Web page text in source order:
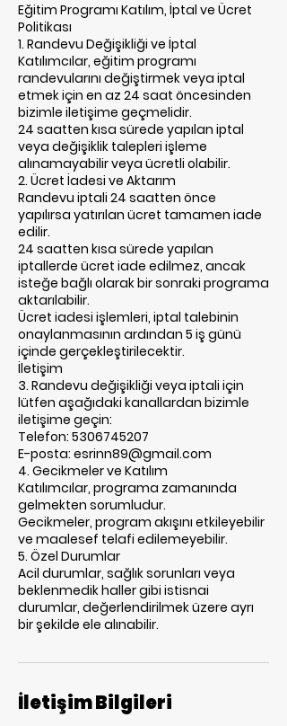
Eğitim Programı Katılım, İptal ve Ücret
Politikası
1. Randevu Değişikliği ve İptal
Katılımcılar, eğitim programı
randevularını değiştirmek veya iptal
etmek için en az 24 saat öncesinden
bizimle iletişime geçmelidir.
24 saatten kısa sürede yapılan iptal
veya değişiklik talepleri işleme
alınamayabilir veya ücretli olabilir.
2. Ücret İadesi ve Aktarım
Randevu iptali 24 saatten önce
yapılırsa yatırılan ücret tamamen iade
edilir.
24 saatten kısa sürede yapılan
iptallerde ücret iade edilmez, ancak
isteğe bağlı olarak bir sonraki programa
aktarılabilir.
Ücret iadesi işlemleri, iptal talebinin
onaylanmasının ardından 5 iş günü
içinde gerçekleştirilecektir.
İletişim
3. Randevu değişikliği veya iptali için
lütfen aşağıdaki kanallardan bizimle
iletişime geçin:
Telefon: 5306745207
E-posta: esrinn89@gmail.com
4. Gecikmeler ve Katılım
Katılımcılar, programa zamanında
gelmekten sorumludur.
Gecikmeler, program akışını etkileyebilir
ve maalesef telafi edilemeyebilir.
5. Özel Durumlar
Acil durumlar, sağlık sorunları veya
beklenmedik haller gibi istisnai
durumlar, değerlendirilmek üzere ayrı
bir şekilde ele alınabilir.
İletişim Bilgileri